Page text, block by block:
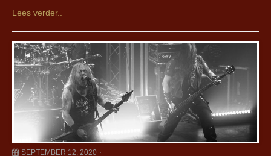
Lees verder..
SEPTEMBER 12, 2020